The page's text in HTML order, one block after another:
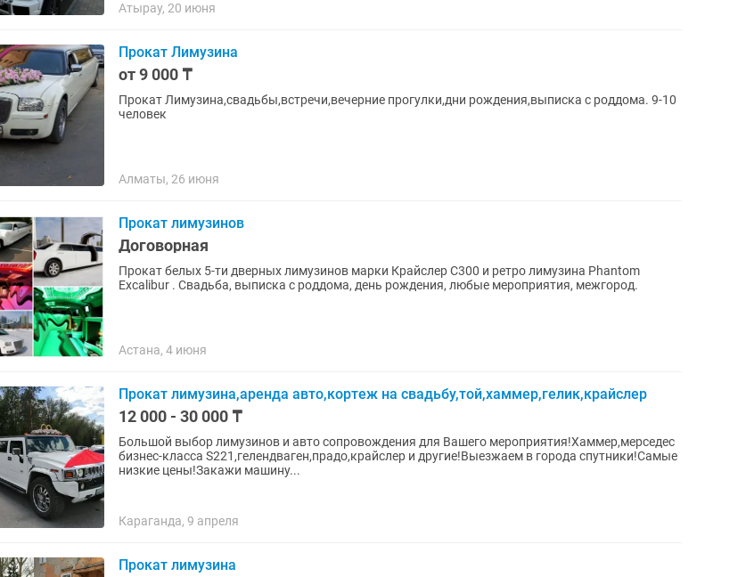
Атырау, 20 июня
Прокат Лимузина
от 9 000 ₸
Прокат Лимузина,свадьбы,встречи,вечерние прогулки,дни рождения,выписка с роддома. 9-10
человек
Алматы, 26 июня
Прокат лимузинов
Договорная
Прокат белых 5-ти дверных лимузинов марки Крайслер С300 и ретро лимузина Phantom
Excalibur . Свадьба, выписка с роддома, день рождения, любые мероприятия, межгород.
Астана, 4 июня
Прокат лимузина,аренда авто,кортеж на свадьбу,той,хаммер,гелик,крайслер
12 000 - 30 000 ₸
Большой выбор лимузинов и авто сопровождения для Вашего мероприятия!Хаммер,мерседес
бизнес-класса S221,гелендваген,прадо,крайслер и другие!Выезжаем в города спутники!Самые
низкие цены!Закажи машину...
Караганда, 9 апреля
Прокат лимузина